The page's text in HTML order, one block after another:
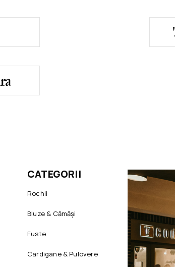
CATEGORII
Rochii
Bluze & Cămăși
Fuste
Cardigane & Pulovere